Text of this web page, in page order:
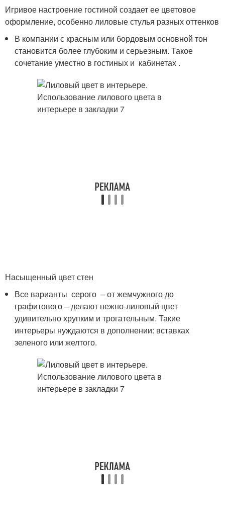
Игривое настроение гостиной создает ее цветовое
оформление, особенно лиловые стулья разных оттенков
В компании с красным или бордовым основной тон
становится более глубоким и серьезным. Такое
сочетание уместно в гостиных и кабинетах .
Насыщенный цвет стен
Все варианты серого – от жемчужного до
графитового – делают нежно-лиловый цвет
удивительно хрупким и трогательным. Такие
интерьеры нуждаются в дополнении: вставках
зеленого или желтого.